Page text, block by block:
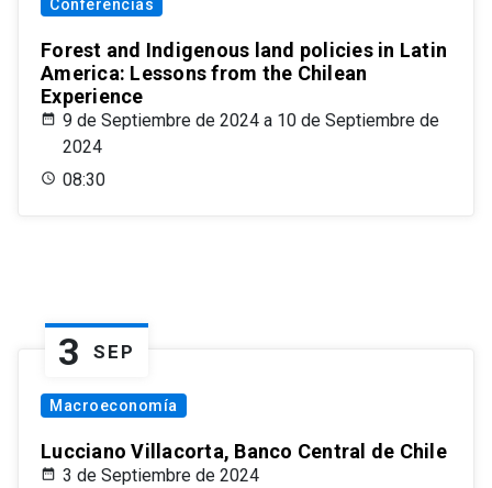
Conferencias
Forest and Indigenous land policies in Latin
America: Lessons from the Chilean
Experience
9 de Septiembre de 2024 a 10 de Septiembre de
2024
08:30
3 SEP
Macroeconomía
Lucciano Villacorta, Banco Central de Chile
3 de Septiembre de 2024